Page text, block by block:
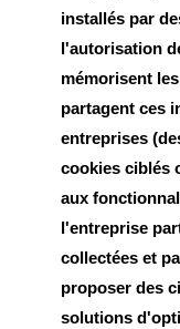
installés par
l'autorisation
mémorisent
partagent ces
entreprises
cookies ciblés
aux
l'entreprise
collectées et
proposer des
solutions